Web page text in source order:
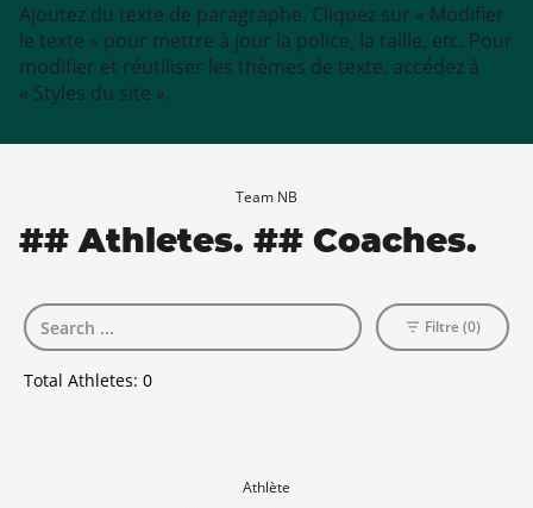
Ajoutez du texte de paragraphe. Cliquez sur « Modifier
le texte » pour mettre à jour la police, la taille, etc. Pour
modifier et réutiliser les thèmes de texte, accédez à
« Styles du site ».
Team NB
## Athletes. ## Coaches.
Total Athletes: 0
Filtre (0)
Athlète